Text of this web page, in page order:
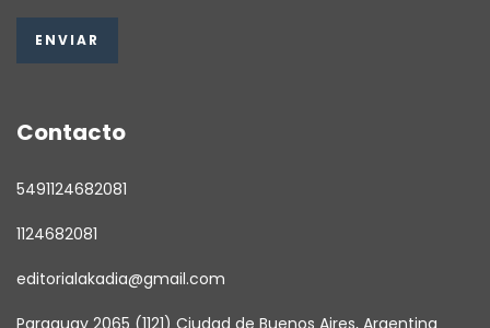
Contacto
5491124682081
1124682081
editorialakadia@gmail.com
Paraguay 2065 (1121) Ciudad de Buenos Aires, Argentina